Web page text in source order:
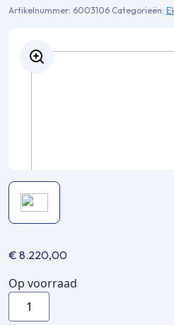
Artikelnummer: 6003106 Categorieën:
€ 8.220,00
Op voorraad
Voedingskabel
YMvK